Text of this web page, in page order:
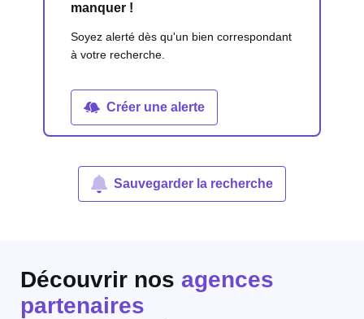
manquer !
Soyez alerté dès qu'un bien correspondant
à votre recherche.
Créer une alerte
Sauvegarder la recherche
Découvrir nos agences
partenaires